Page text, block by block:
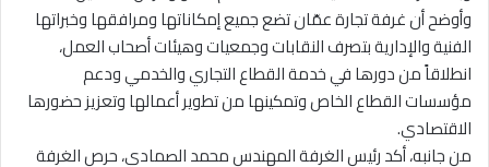
وأوضح أن غرفة تجارة عمّان تضع جميع إمكاناتها ومرافقها وخبراتها
الفنية والإدارية بتصرف النقابات وجمعيات وهيئات أصحاب العمل،
انطلاقاً من دورها في خدمة القطاع التجاري والخدمي ودعم
مؤسسات القطاع الخاص وتمكينها من تطوير أعمالها وتعزيز حضورها
الاقتصادي.
من جانبه، أكد رئيس الغرفة المهندس محمد الصمادي، حرص الغرفة